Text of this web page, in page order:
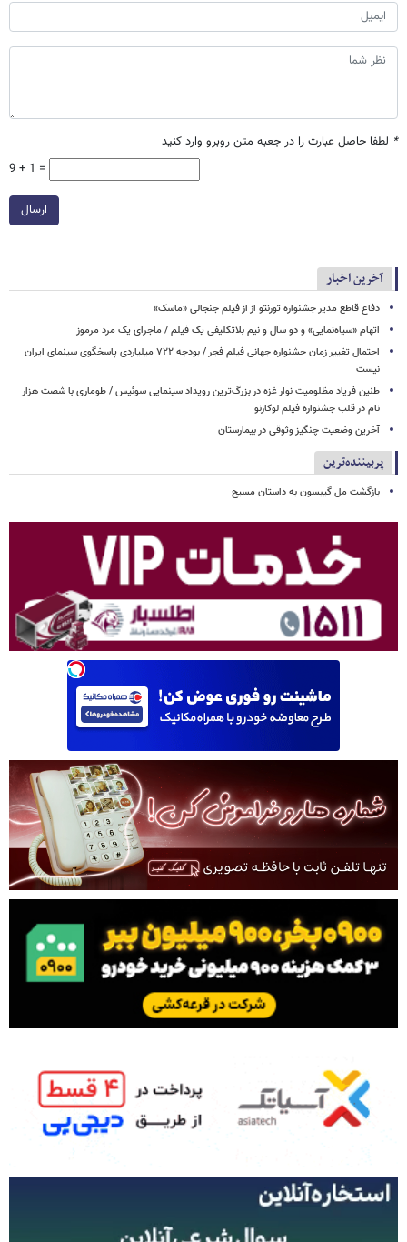
* لطفا حاصل عبارت را در جعبه متن روبرو وارد کنید
9 + 1 =
ارسال
آخرین اخبار
دفاع قاطع مدیر جشنواره تورنتو از از فیلم جنجالی «ماسک»
اتهام «سیاه‌نمایی» و دو سال و نیم بلاتکلیفی یک فیلم / ماجرای یک مرد مرموز
احتمال تغییر زمان جشنواره جهانی فیلم فجر / بودجه ۷۲۲ میلیاردی پاسخگوی سینمای ایران
نیست
طنین فریاد مظلومیت نوار غزه در بزرگ‌ترین رویداد سینمایی سوئیس / طوماری با شصت هزار
نام در قلب جشنواره فیلم لوکارنو
آخرین وضعیت چنگیز وثوقی در بیمارستان
پربیننده‌ترین
بازگشت مل گیبسون به داستان مسیح